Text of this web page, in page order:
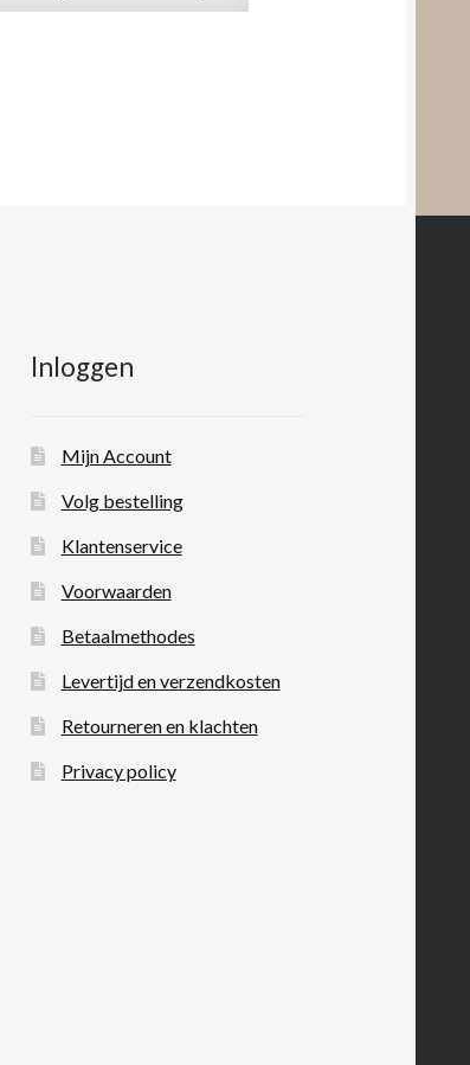
Inloggen
Mijn Account
Volg bestelling
Klantenservice
Voorwaarden
Betaalmethodes
Levertijd en verzendkosten
Retourneren en klachten
Privacy policy